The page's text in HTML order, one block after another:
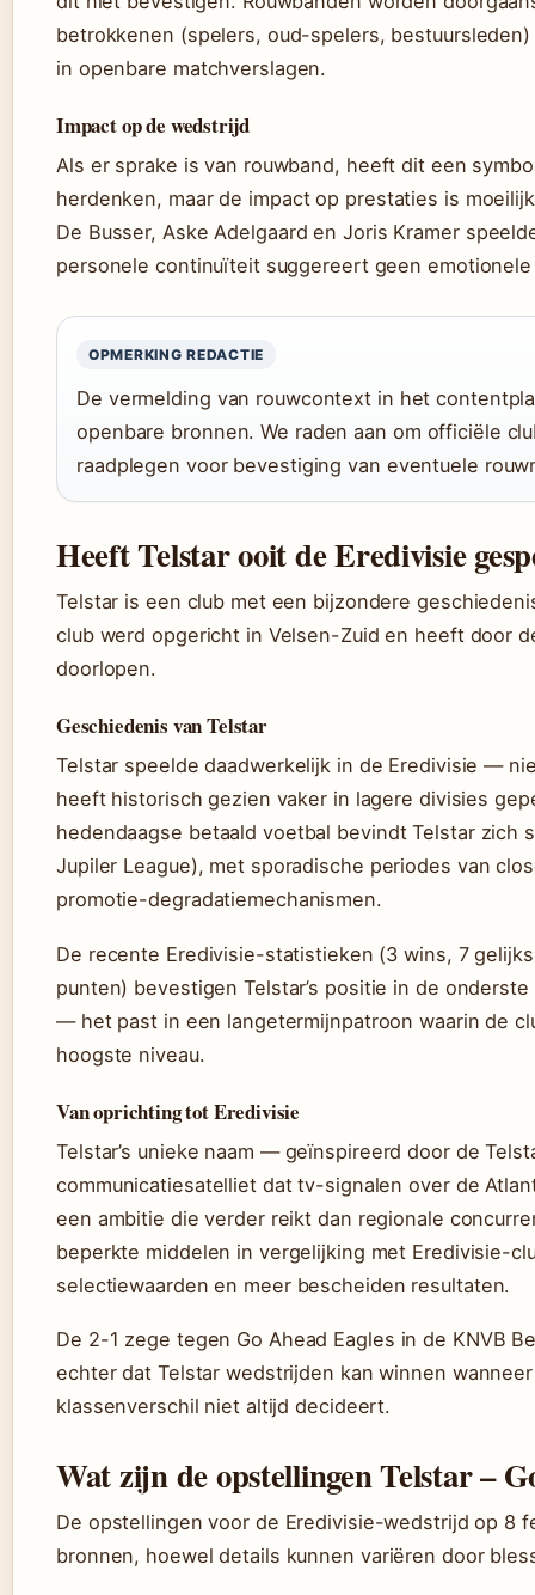
betrokkenen (spelers, oud-spelers,
in openbare matchverslagen.
Impact op de wedstrijd
Als er sprake is van rouwband, heeft dit een
herdenken, maar de impact op prestaties is
De Busser, Aske Adelgaard en Joris Kramer
personele continuïteit suggereert geen
OPMERKING REDACTIE
De vermelding van rouwcontext in het
openbare bronnen. We raden aan om officiële
raadplegen voor bevestiging van eventuele
Heeft Telstar ooit de Eredivisie
Telstar is een club met een bijzondere
club werd opgericht in Velsen-Zuid en heeft door
doorlopen.
Geschiedenis van Telstar
Telstar speelde daadwerkelijk in de Eredivisie —
heeft historisch gezien vaker in lagere divisies
hedendaagse betaald voetbal bevindt Telstar zich
Jupiler League), met sporadische periodes van
promotie-degradatiemechanismen.
De recente Eredivisie-statistieken (3 wins, 7
punten) bevestigen Telstar’s positie in de
— het past in een langetermijnpatroon waarin de
hoogste niveau.
Van oprichting tot Eredivisie
Telstar’s unieke naam — geïnspireerd door de
communicatiesatelliet dat tv-signalen over de
een ambitie die verder reikt dan regionale
beperkte middelen in vergelijking met Eredivisie-
selectiewaarden en meer bescheiden resultaten.
De 2-1 zege tegen Go Ahead Eagles in de KNVB
echter dat Telstar wedstrijden kan winnen
klassenverschil niet altijd decideert.
Wat zijn de opstellingen Telstar –
De opstellingen voor de Eredivisie-wedstrijd op 8
bronnen, hoewel details kunnen variëren door